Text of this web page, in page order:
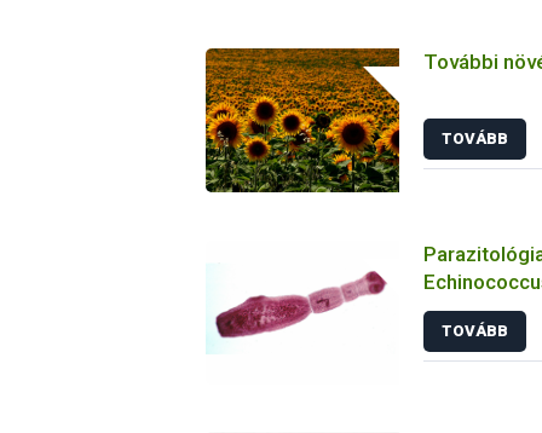
További
TOVÁBB
TOVÁBB